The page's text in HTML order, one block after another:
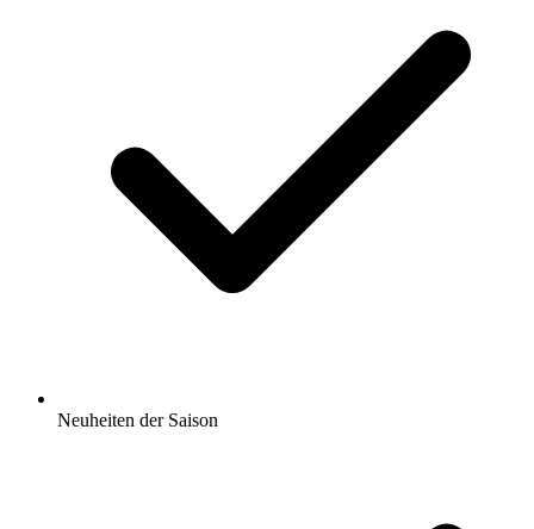
Neuheiten der Saison